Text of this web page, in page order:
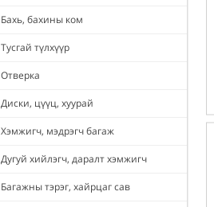
Бахь, бахины ком
Тусгай түлхүүр
Отверка
Диски, цүүц, хуурай
Хэмжигч, мэдрэгч багаж
Дугуй хийлэгч, даралт хэмжигч
Багажны тэрэг, хайрцаг сав